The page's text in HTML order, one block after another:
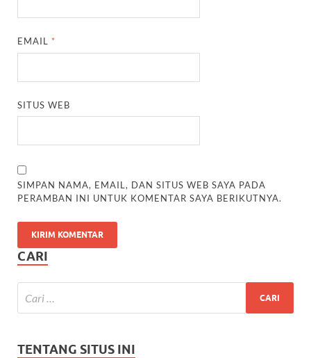
EMAIL *
SITUS WEB
SIMPAN NAMA, EMAIL, DAN SITUS WEB SAYA PADA
PERAMBAN INI UNTUK KOMENTAR SAYA BERIKUTNYA.
CARI
TENTANG SITUS INI